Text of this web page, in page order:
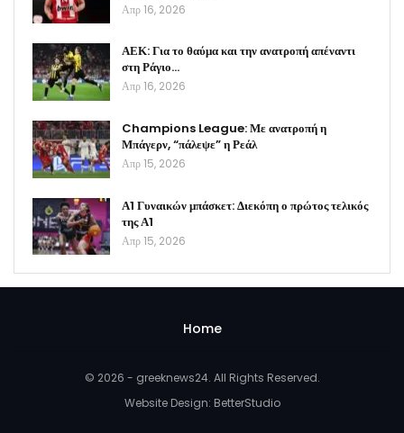
Απρ 16, 2026
ΑΕΚ: Για το θαύμα και την ανατροπή απέναντι
στη Ράγιο…
Απρ 16, 2026
Champions League: Με ανατροπή η
Μπάγερν, “πάλεψε” η Ρεάλ
Απρ 15, 2026
Α1 Γυναικών μπάσκετ: Διεκόπη ο πρώτος τελικός
της Α1
Απρ 15, 2026
Home
© 2026 - greeknews24. All Rights Reserved.
Website Design: BetterStudio